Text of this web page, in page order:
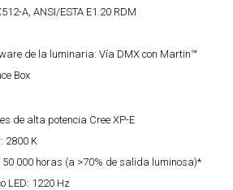
A, ANSI/ESTA E1.20 RDM
de la luminaria: Vía DMX con Martin™
Box
de alta potencia Cree XP-E
2800 K
50 000 horas (a >70% de salida luminosa)*
LED: 1220 Hz